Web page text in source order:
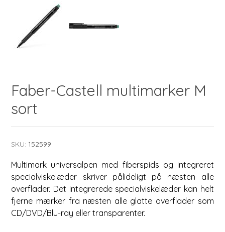
Faber-Castell multimarker M
sort
SKU: 152599
Multimark universalpen med fiberspids og integreret
specialviskelæder skriver pålideligt på næsten alle
overflader. Det integrerede specialviskelæder kan helt
fjerne mærker fra næsten alle glatte overflader som
CD/DVD/Blu-ray eller transparenter.